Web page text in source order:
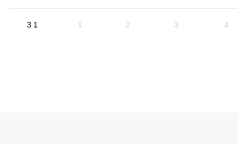
31 1 2 3 4